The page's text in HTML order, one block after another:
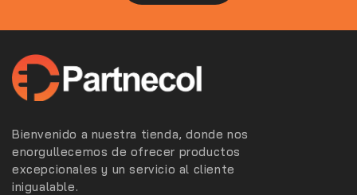
Bienvenido a nuestra tienda, donde nos
enorgullecemos de ofrecer productos
excepcionales y un servicio al cliente
inigualable.